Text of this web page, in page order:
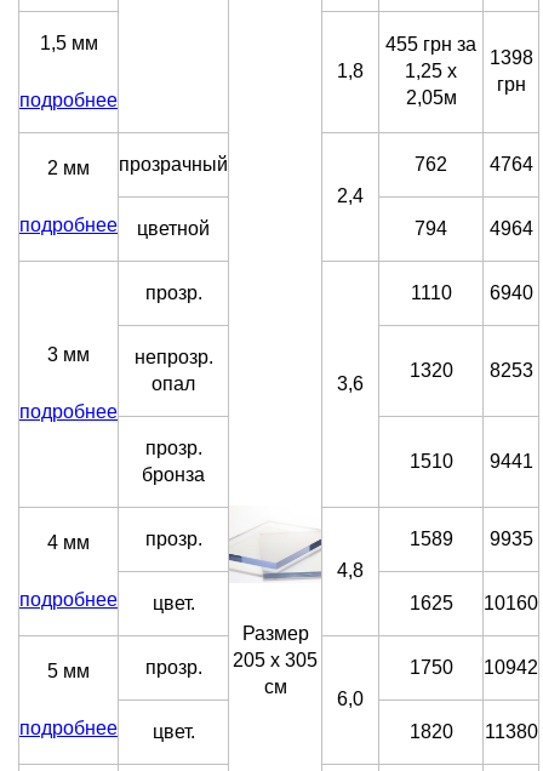
Размер
205 х 305
см
1,5 мм
подробнее
1,8
455 грн за
1,25 х
2,05м
1398
грн
2 мм
подробнее
прозрачный
2,4
762 4764
цветной 794 4964
3 мм
подробнее
прозр.
3,6
1110 6940
непрозр.
опал
1320 8253
прозр.
бронза
1510 9441
4 мм
подробнее
прозр.
4,8
1589 9935
цвет. 1625 10160
5 мм
подробнее
прозр.
6,0
1750 10942
цвет. 1820 11380